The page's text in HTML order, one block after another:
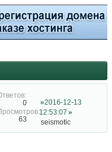
0
63
2016-12-13
12:53:07
seismotic